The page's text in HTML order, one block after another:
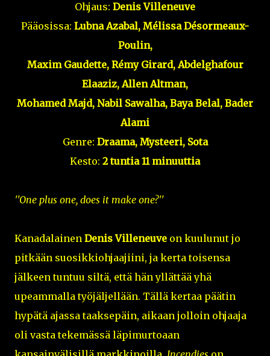
Ohjaus: Denis Villeneuve
Pääosissa: Lubna Azabal, Mélissa Désormeaux-
Poulin,
Maxim Gaudette, Rémy Girard, Abdelghafour
Elaaziz, Allen Altman,
Mohamed Majd, Nabil Sawalha, Baya Belal, Bader
Alami
Genre: Draama, Mysteeri, Sota
Kesto: 2 tuntia 11 minuuttia
''One plus one, does it make one?''
Kanadalainen Denis Villeneuve on kuulunut jo
pitkään suosikkiohjaajiini, ja kerta toisensa
jälkeen tuntuu siltä, että hän yllättää yhä
upeammalla työjäljellään. Tällä kertaa päätin
hypätä ajassa taaksepäin, aikaan jolloin ohjaaja
oli vasta tekemässä läpimurtoaan